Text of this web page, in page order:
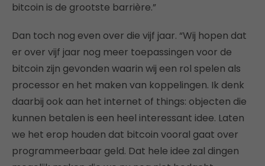
bitcoin is de grootste barrière.”
Dan toch nog even over die vijf jaar. “Wij hopen dat
er over vijf jaar nog meer toepassingen voor de
bitcoin zijn gevonden waarin wij een rol spelen als
processor en het maken van koppelingen. Ik denk
daarbij ook aan het internet of things: objecten die
kunnen betalen is een heel interessant idee. Laten
we het erop houden dat bitcoin vooral gaat over
programmeerbaar geld. Dat hele idee zal dingen